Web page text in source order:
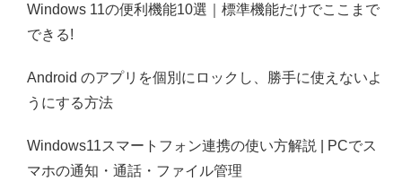
Windows 11の便利機能10選｜標準機能だけでここまで
できる!
Android のアプリを個別にロックし、勝手に使えないよ
うにする方法
Windows11スマートフォン連携の使い方解説 | PCでス
マホの通知・通話・ファイル管理